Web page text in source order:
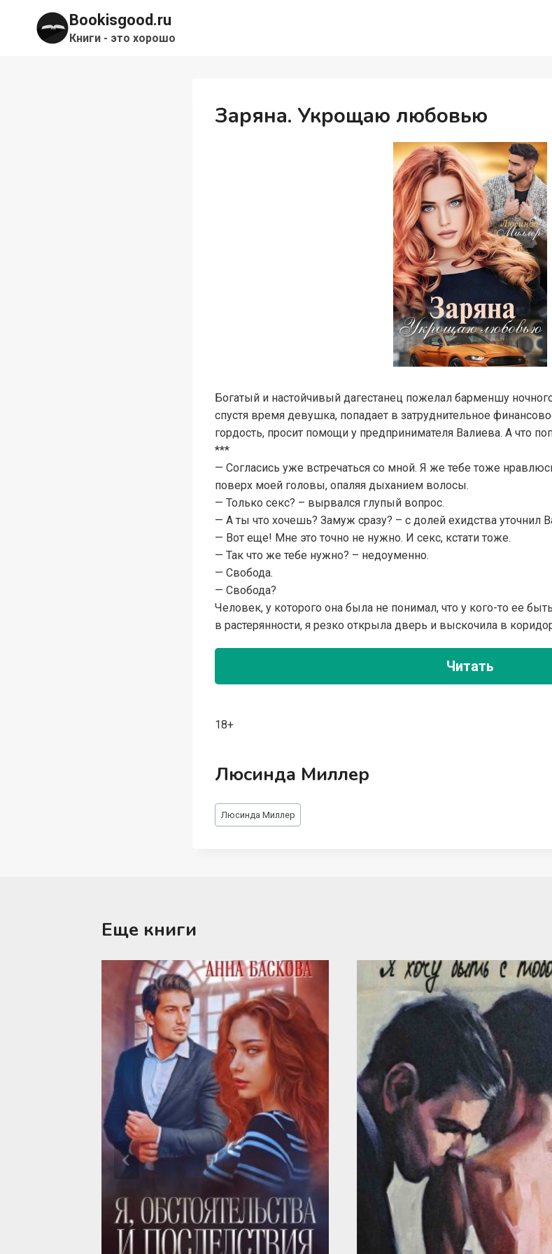
содержимому
Bookisgood.ru
Книги - это хорошо
Заряна. Укрощаю любовью
Богатый и настойчивый дагестанец пожелал барменшу
спустя время девушка, попадает в затруднительное
гордость, просит помощи у предпринимателя Валиева. А что
***
— Согласись уже встречаться со мной. Я же тебе тоже
поверх моей головы, опаляя дыханием волосы.
— Только секс? – вырвался глупый вопрос.
— А ты что хочешь? Замуж сразу? – с долей ехидства уточнил
— Вот еще! Мне это точно не нужно. И секс, кстати тоже.
— Так что же тебе нужно? – недоуменно.
— Свобода.
— Свобода?
Человек, у которого она была не понимал, что у кого-то ее
в растерянности, я резко открыла дверь и выскочила в
Читать
18+
Люсинда Миллер
Метки
записи:
Люсинда Миллер
Еще книги